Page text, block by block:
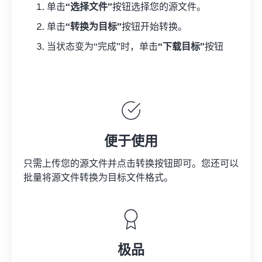
单击“选择文件”按钮选择您的源文件。
单击“转换为目标”按钮开始转换。
当状态变为“完成”时，单击“下载目标”按钮
便于使用
只需上传您的源文件并点击转换按钮即可。您还可以
批量将源文件转换为目标文件格式。
极品